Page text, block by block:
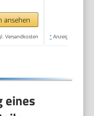
600ml
ansehen
Versandkosten * Anzeige
eines